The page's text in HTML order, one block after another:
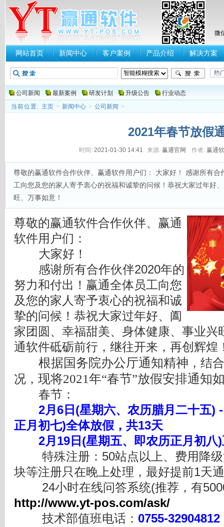
微
网站首页 新闻中心 客户案例 产品介绍 解决方案
公司新闻 最新案例 研发计划 升级公告
行业动态
当前位置: 主页 > 新闻中心 > 公司新闻 >
2021年春节放假
时间: 2021-01-30 14:41 来源: 赢通官网 作者: 赢通
尊敬的赢通软件合作伙伴、赢通软件用户们： 大家好！ 感谢所有
工向您及您的家人寄予衷心的祝福和诚挚的问候！恭祝大家过年好
旺、万事如意！
尊敬的赢通软件合作伙伴、赢通
软件用户们：
大家好！
感谢所有合作伙伴2020年的
努力和付出！赢通全体员工向您
及您的家人寄予衷心的祝福和诚
挚的问候！恭祝大家过年好、阖
家团圆、幸福甜美、身体健康、事业兴
通软件砥砺前行，继往开来，再创辉煌
根据国务院办公厅通知精神 ，结
况， 现将2021年“春节”放假安排通知
春节：
2月6日(星期六、农历腊月二十五) -
正月初七)全体放假，共13天
2月19日(星期五、即农历正月初八)
特殊注册：50站点以上、费用降级
块等注册只在晚上处理，最好提前1天
24小时在线问答系统(推荐，有
http://www.yt-pos.com/ask/
技术部值班电话： 0755-32904812